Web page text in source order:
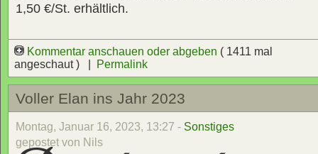
1,50 €/St. erhältlich.
Kommentar anschauen oder abgeben ( 1411 mal
angeschaut ) |
Permalink
Voller Elan ins Jahr 2023
Montag, Januar 16, 2023, 13:27 - Sonstiges
gepostet von Nils